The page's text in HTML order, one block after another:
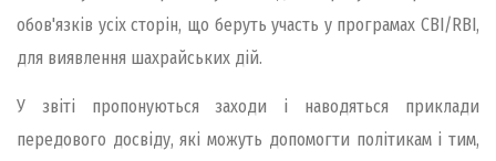
обов'язків усіх сторін, що беруть участь у програмах CBI/RBI,
для виявлення шахрайських дій.
У звіті пропонуються заходи і наводяться приклади
передового досвіду, які можуть допомогти політикам і тим,